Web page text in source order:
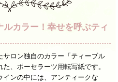
カラー！幸せを呼ぶティ
ロン独自のカラー「ティーブル
、ポーセラーツ用転写紙です。
インの中には、アンティークな